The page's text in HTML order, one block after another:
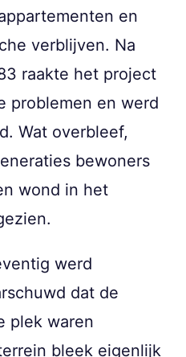
en
verblijven. Na
raakte het project
problemen en werd
Wat overbleef,
bewoners
wond in het
werd
dat de
plek waren
bleek eigenlijk